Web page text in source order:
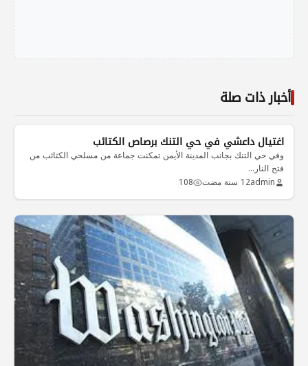
أخبار ذات صلة
اغتيال داعشي في حي التنك برصاص الكتائب
وفي حي التنك بجانب المدينة الأيمن تمكنت جماعة من مسلحي الكتائب من
فتح النار…
admin12 سنة مضت 108